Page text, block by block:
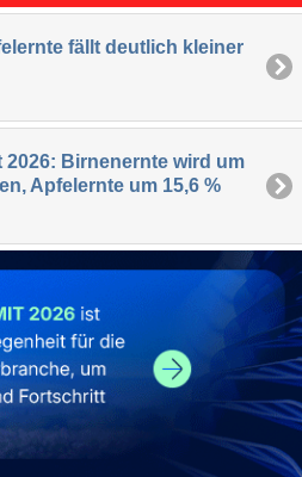
fällt deutlich kleiner
2026: Birnenernte wird um
Apfelernte um 15,6 %